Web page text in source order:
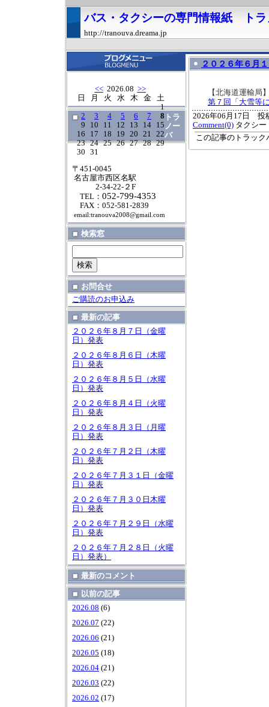
バス・タクシーの専門情報紙 トラ
http://tranouva.dreama.jp
<<2026.08 >>
日
2
9
16
23
30
月
3
10
17
24
31
火
4
11
18
25
水
5
12
19
26
木
6
13
20
27
金
7
14
21
28
土
1
8
15
22
29
トラ
ノー
バ
〒451-0045
名古屋市西区名駅
2-34-22-２F
TEL： 052-799-4353
FAX：052-581-2839
email:tranouva2008@gmail.com
検索窓
お問合せ
ご購読のお申込み
最新の記事
２０２６年８月７日（金曜
日）発表
２０２６年８月６日（木曜
日）発表
２０２６年８月５日（水曜
日）発表
２０２６年８月４日（火曜
日）発表
２０２６年８月３日（月曜
日）発表
２０２６年７月２日（木曜
日）発表
２０２６年７月３１日（金曜
日）発表
２０２６年７月３０日木曜
日）発表
２０２６年７月２９日（水曜
日）発表
２０２６年７月２８日（火曜
日）発表）
最新のコメント
以前の記事
2026.08 (6)
2026.07 (22)
2026.06 (21)
2026.05 (18)
2026.04 (21)
2026.03 (22)
2026.02 (17)
２０２６年６月
【北海道運輸
第７回「大雪等
2026年06月17日 投
Comment(0) タクシー
この記事のトラック